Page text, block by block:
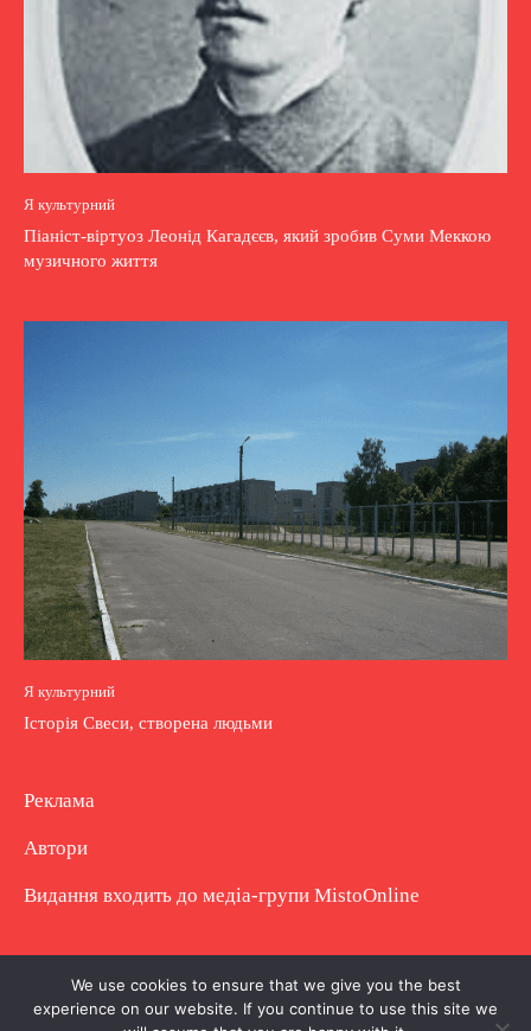
Я культурний
Піаніст-віртуоз Леонід Кагадєєв, який зробив Суми Меккою
музичного життя
Я культурний
Історія Свеси, створена людьми
Реклама
Автори
Видання входить до медіа-групи MistoOnline
Copyright © Повне використання матеріалу
заборонено. Частково можна з гіперпосиланням.
We use cookies to ensure that we give you the best
experience on our website. If you continue to use this site we